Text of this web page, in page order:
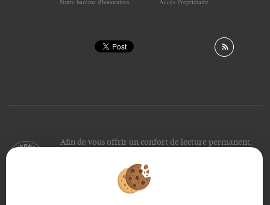
Notre barème d'honoraires
Accès Propriétaire
Afin de vous offrir un confort de lecture permanent,
notre site s’adapte automatiquement aux différents types
d'écrans